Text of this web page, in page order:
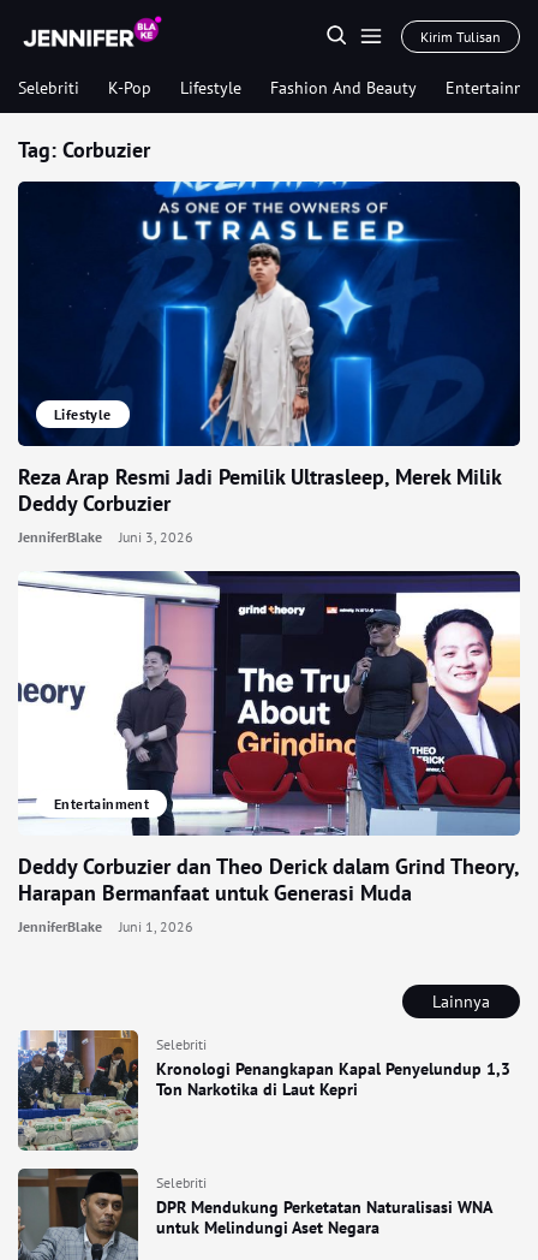
Kirim Tulisan
Selebriti K-Pop Lifestyle Fashion And Beauty
Lainnya
Selebriti
Kronologi Penangkapan Kapal Penyelundup 1,3
Ton Narkotika di Laut Kepri
Selebriti
DPR Mendukung Perketatan Naturalisasi WNA
untuk Melindungi Aset Negara
Tag: Corbuzier
Lifestyle
Reza Arap Resmi Jadi Pemilik Ultrasleep, Merek Milik
Deddy Corbuzier
JenniferBlake Juni 3, 2026
Entertainment
Deddy Corbuzier dan Theo Derick dalam Grind Theory,
Harapan Bermanfaat untuk Generasi Muda
JenniferBlake Juni 1, 2026